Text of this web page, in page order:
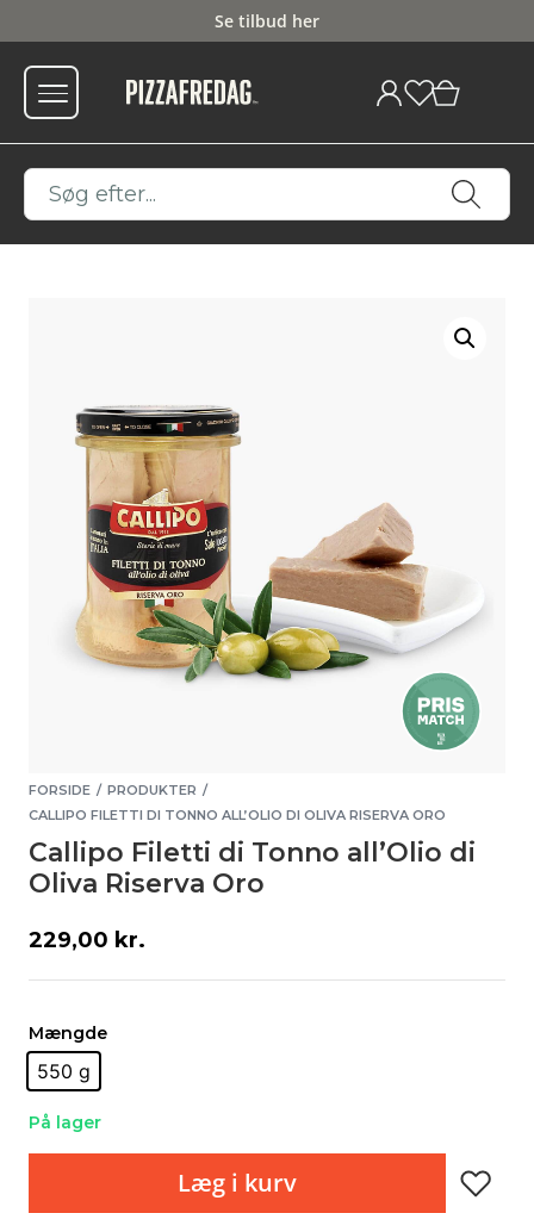
Se tilbud her
FORSIDE / PRODUKTER /
CALLIPO FILETTI DI TONNO ALL’OLIO DI OLIVA RISERVA ORO
Callipo Filetti di Tonno all’Olio di
Oliva Riserva Oro
229,00 kr.
Mængde
550 g
På lager
Læg i kurv